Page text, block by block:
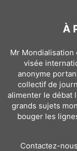
À
Mr
visée
anonyme
collectif de
alimenter le débat
grands sujets
bouger les
Contactez-